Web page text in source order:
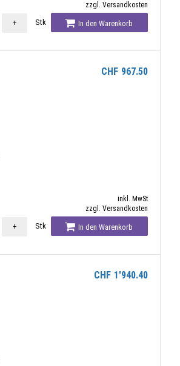
zzgl. Versandkosten
+ Stk In den Warenkorb
CHF 967.50
inkl. MwSt
zzgl. Versandkosten
+ Stk In den Warenkorb
CHF 1'940.40